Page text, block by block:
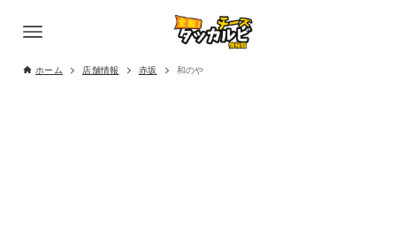
ホーム 店舗情報 赤坂 和のや